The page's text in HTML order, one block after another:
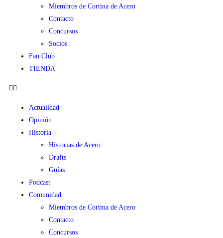
Miembros de Cortina de Acero
Contacto
Concursos
Socios
Fan Club
TIENDA
Actualidad
Opinión
Historia
Historias de Acero
Drafts
Guías
Podcast
Comunidad
Miembros de Cortina de Acero
Contacto
Concursos